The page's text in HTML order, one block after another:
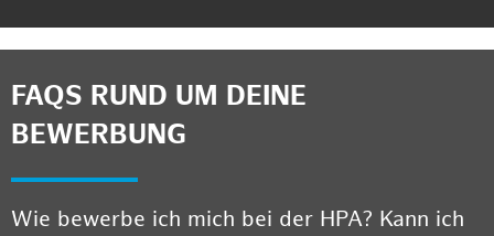
FAQS RUND UM DEINE
BEWERBUNG
Wie bewerbe ich mich bei der HPA? Kann ich